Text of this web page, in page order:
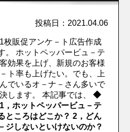
投稿日：2021.04.06
枚販促アンケ－ト広告作成
。 ホットペッパービュ－テ
効果を上げ、新規のお客様
ト率も上げたい。でも、上
でいるオ－ナ－さん多いで
します。 本記事では、
◆
1，ホットペッパービュ－テ
ところはどこか？ 2，どん
ジしないといけないのか？